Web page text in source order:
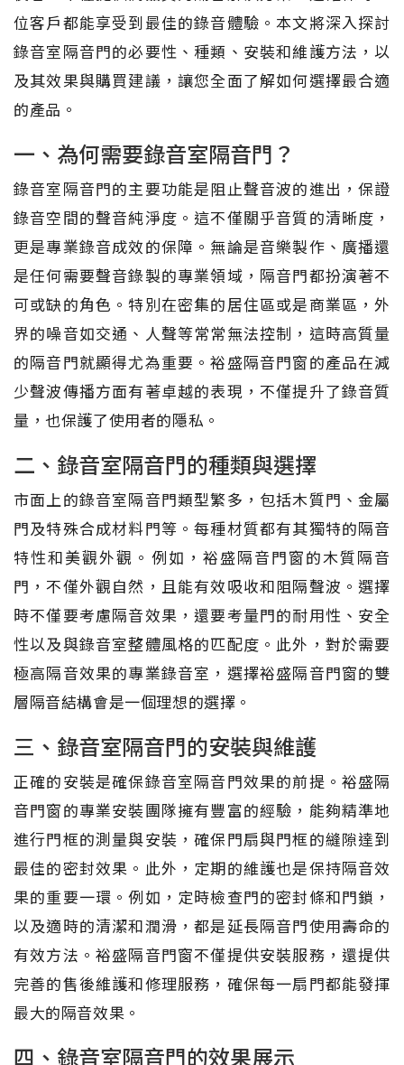
位客戶都能享受到最佳的錄音體驗。本文將深入探討
錄音室隔音門的必要性、種類、安裝和維護方法，以
及其效果與購買建議，讓您全面了解如何選擇最合適
的產品。
一、為何需要錄音室隔音門？
錄音室隔音門的主要功能是阻止聲音波的進出，保證
錄音空間的聲音純淨度。這不僅關乎音質的清晰度，
更是專業錄音成效的保障。無論是音樂製作、廣播還
是任何需要聲音錄製的專業領域，隔音門都扮演著不
可或缺的角色。特別在密集的居住區或是商業區，外
界的噪音如交通、人聲等常常無法控制，這時高質量
的隔音門就顯得尤為重要。裕盛隔音門窗的產品在減
少聲波傳播方面有著卓越的表現，不僅提升了錄音質
量，也保護了使用者的隱私。
二、錄音室隔音門的種類與選擇
市面上的錄音室隔音門類型繁多，包括木質門、金屬
門及特殊合成材料門等。每種材質都有其獨特的隔音
特性和美觀外觀。例如，裕盛隔音門窗的木質隔音
門，不僅外觀自然，且能有效吸收和阻隔聲波。選擇
時不僅要考慮隔音效果，還要考量門的耐用性、安全
性以及與錄音室整體風格的匹配度。此外，對於需要
極高隔音效果的專業錄音室，選擇裕盛隔音門窗的雙
層隔音結構會是一個理想的選擇。
三、錄音室隔音門的安裝與維護
正確的安裝是確保錄音室隔音門效果的前提。裕盛隔
音門窗的專業安裝團隊擁有豐富的經驗，能夠精準地
進行門框的測量與安裝，確保門扇與門框的縫隙達到
最佳的密封效果。此外，定期的維護也是保持隔音效
果的重要一環。例如，定時檢查門的密封條和門鎖，
以及適時的清潔和潤滑，都是延長隔音門使用壽命的
有效方法。裕盛隔音門窗不僅提供安裝服務，還提供
完善的售後維護和修理服務，確保每一扇門都能發揮
最大的隔音效果。
四、錄音室隔音門的效果展示